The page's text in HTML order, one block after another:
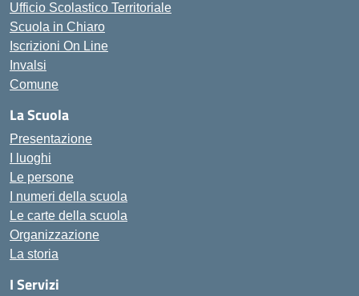
Ufficio Scolastico Territoriale
Scuola in Chiaro
Iscrizioni On Line
Invalsi
Comune
La Scuola
Presentazione
I luoghi
Le persone
I numeri della scuola
Le carte della scuola
Organizzazione
La storia
I Servizi